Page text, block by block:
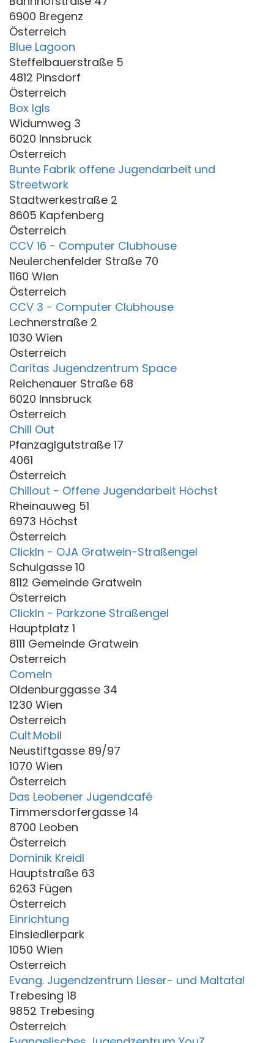
6900 Bregenz
Österreich
Blue Lagoon
Steffelbauerstraße 5
4812 Pinsdorf
Österreich
Box Igls
Widumweg 3
6020 Innsbruck
Österreich
Bunte Fabrik offene Jugendarbeit und
Streetwork
Stadtwerkestraße 2
8605 Kapfenberg
Österreich
CCV 16 - Computer Clubhouse
Neulerchenfelder Straße 70
1160 Wien
Österreich
CCV 3 - Computer Clubhouse
Lechnerstraße 2
1030 Wien
Österreich
Caritas Jugendzentrum Space
Reichenauer Straße 68
6020 Innsbruck
Österreich
Chill Out
Pfanzaglgutstraße 17
4061
Österreich
Chillout - Offene Jugendarbeit Höchst
Rheinauweg 51
6973 Höchst
Österreich
ClickIn - OJA Gratwein-Straßengel
Schulgasse 10
8112 Gemeinde Gratwein
Österreich
ClickIn - Parkzone Straßengel
Hauptplatz 1
8111 Gemeinde Gratwein
Österreich
ComeIn
Oldenburggasse 34
1230 Wien
Österreich
Cult.Mobil
Neustiftgasse 89/97
1070 Wien
Österreich
Das Leobener Jugendcafé
Timmersdorfergasse 14
8700 Leoben
Österreich
Dominik Kreidl
Hauptstraße 63
6263 Fügen
Österreich
Einrichtung
Einsiedlerpark
1050 Wien
Österreich
Evang. Jugendzentrum Lieser- und Maltatal
Trebesing 18
9852 Trebesing
Österreich